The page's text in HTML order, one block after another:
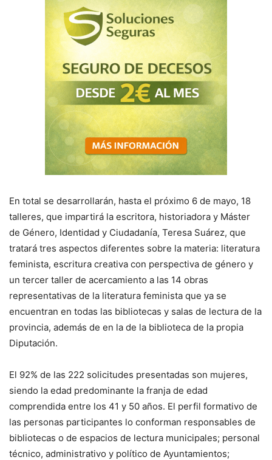
En total se desarrollarán, hasta el próximo 6 de mayo, 18
talleres, que impartirá la escritora, historiadora y Máster
de Género, Identidad y Ciudadanía, Teresa Suárez, que
tratará tres aspectos diferentes sobre la materia: literatura
feminista, escritura creativa con perspectiva de género y
un tercer taller de acercamiento a las 14 obras
representativas de la literatura feminista que ya se
encuentran en todas las bibliotecas y salas de lectura de la
provincia, además de en la de la biblioteca de la propia
Diputación.
El 92% de las 222 solicitudes presentadas son mujeres,
siendo la edad predominante la franja de edad
comprendida entre los 41 y 50 años. El perfil formativo de
las personas participantes lo conforman responsables de
bibliotecas o de espacios de lectura municipales; personal
técnico, administrativo y político de Ayuntamientos;